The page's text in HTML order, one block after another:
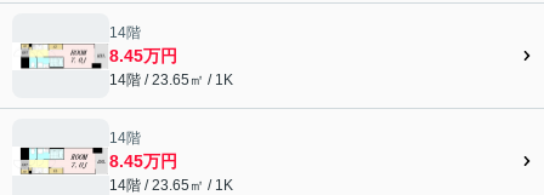
14階
8.45万円
14階 / 23.65㎡ / 1K
14階
8.45万円
14階 / 23.65㎡ / 1K